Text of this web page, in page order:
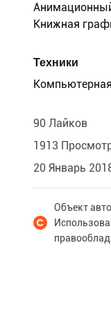
Книжная
Техники
90 Лайков
1913
20 Январь
Объект